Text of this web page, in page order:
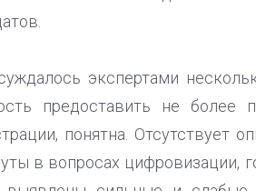
экспертами
предоставить не более
понятна. Отсутствует
в вопросах цифровизации,